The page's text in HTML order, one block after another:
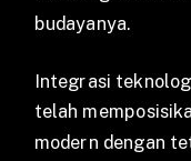
budayanya.
Integrasi
telah
modern dengan